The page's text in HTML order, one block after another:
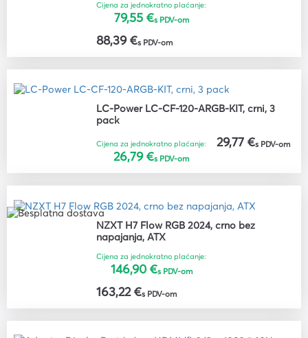
Cijena za jednokratno plaćanje:
79,55 €s PDV-om
88,39 €s PDV-om
LC-Power LC-CF-120-ARGB-KIT, crni, 3
pack
Cijena za jednokratno plaćanje:
26,79 €s PDV-om
29,77 €s PDV-om
NZXT H7 Flow RGB 2024, crno bez
napajanja, ATX
Cijena za jednokratno plaćanje:
146,90 €s PDV-om
163,22 €s PDV-om